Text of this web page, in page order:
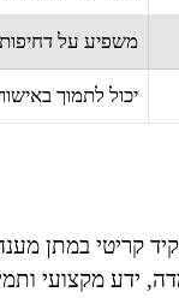
משפיע על
יכול לתמוך
קריטי במתן
ידע מקצועי